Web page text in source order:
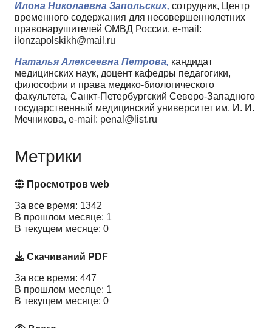
Илона Николаевна Запольских, сотрудник, Центр
временного содержания для несовершеннолетних
правонарушителей ОМВД России, e-mail:
ilonzapolskikh@mail.ru
Наталья Алексеевна Петрова, кандидат
медицинских наук, доцент кафедры педагогики,
философии и права медико-биологического
факультета, Санкт-Петербургский Северо-Западного
государственный медицинский университет им. И. И.
Мечникова, e-mail: penal@list.ru
Метрики
Просмотров web
За все время: 1342
В прошлом месяце: 1
В текущем месяце: 0
Скачиваний PDF
За все время: 447
В прошлом месяце: 1
В текущем месяце: 0